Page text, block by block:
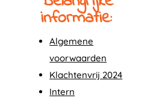
informatie:
Algemene
voorwaarden
Klachtenvrij 2024
Intern